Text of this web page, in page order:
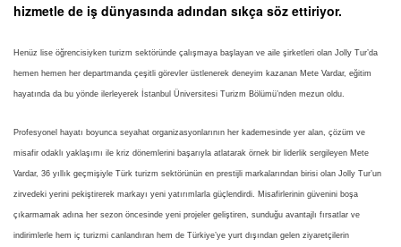
hizmetle de iş dünyasında adından sıkça söz ettiriyor.
Henüz lise öğrencisiyken turizm sektöründe çalışmaya başlayan ve aile şirketleri olan Jolly Tur’da
hemen hemen her departmanda çeşitli görevler üstlenerek deneyim kazanan Mete Vardar, eğitim
hayatında da bu yönde ilerleyerek İstanbul Üniversitesi Turizm Bölümü’nden mezun oldu.
Profesyonel hayatı boyunca seyahat organizasyonlarının her kademesinde yer alan, çözüm ve
misafir odaklı yaklaşımı ile kriz dönemlerini başarıyla atlatarak örnek bir liderlik sergileyen Mete
Vardar, 36 yıllık geçmişiyle Türk turizm sektörünün en prestijli markalarından birisi olan Jolly Tur’un
zirvedeki yerini pekiştirerek markayı yeni yatırımlarla güçlendirdi. Misafirlerinin güvenini boşa
çıkarmamak adına her sezon öncesinde yeni projeler geliştiren, sunduğu avantajlı fırsatlar ve
indirimlerle hem iç turizmi canlandıran hem de Türkiye’ye yurt dışından gelen ziyaretçilerin